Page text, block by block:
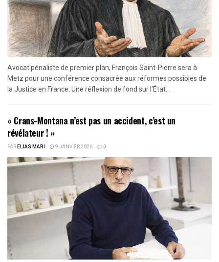
Avocat pénaliste de premier plan, François Saint-Pierre sera à
Metz pour une conférence consacrée aux réformes possibles de
la Justice en France. Une réflexion de fond sur l’État...
« Crans-Montana n’est pas un accident, c’est un
révélateur ! »
PARELIAS MARI 9 JANVIER 2026 0